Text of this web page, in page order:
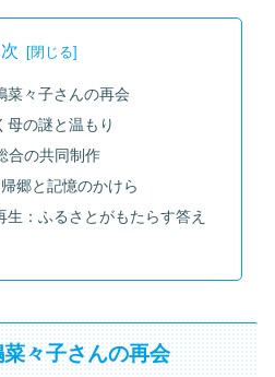
菜々子さんの再会
母の謎と温もり
合の共同制作
郷と記憶のかけら
生：ふるさとがもたらす答え
々子さんの再会